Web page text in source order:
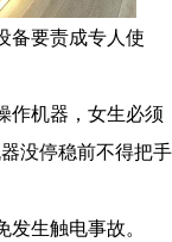
备要责成专人使
作机器，女生必须
没停稳前不得把手
生触电事故。